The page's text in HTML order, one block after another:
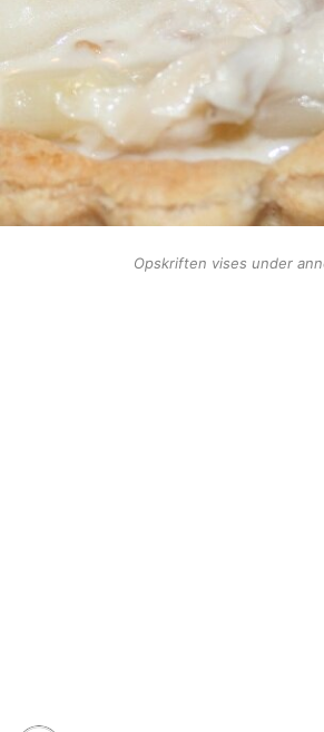
Opskriften vises under